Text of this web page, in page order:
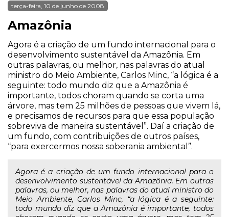
terça-feira, 10 de junho de 2008
Amazônia
Agora é a criação de um fundo internacional para o
desenvolvimento sustentável da Amazônia. Em
outras palavras, ou melhor, nas palavras do atual
ministro do Meio Ambiente, Carlos Minc, “a lógica é a
seguinte: todo mundo diz que a Amazônia é
importante, todos choram quando se corta uma
árvore, mas tem 25 milhões de pessoas que vivem lá,
e precisamos de recursos para que essa população
sobreviva de maneira sustentável”. Daí a criação de
um fundo, com contribuições de outros países,
“para exercermos nossa soberania ambiental”.
Agora é a criação de um fundo internacional para o
desenvolvimento sustentável da Amazônia. Em outras
palavras, ou melhor, nas palavras do atual ministro do
Meio Ambiente, Carlos Minc, “a lógica é a seguinte:
todo mundo diz que a Amazônia é importante, todos